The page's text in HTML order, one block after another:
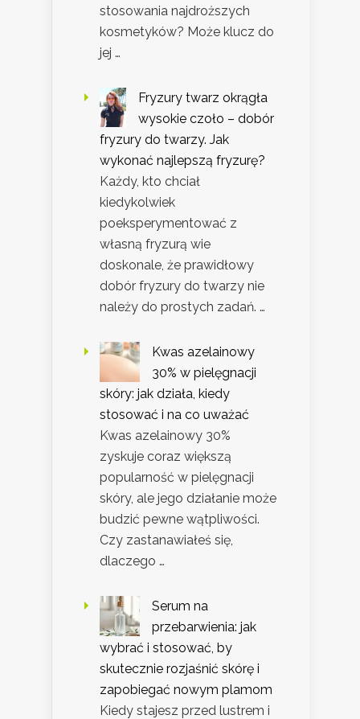
stosowania najdroższych
kosmetyków? Może klucz do
jej …
Fryzury twarz okrągła
wysokie czoło – dobór
fryzury do twarzy. Jak
wykonać najlepszą fryzurę?
Każdy, kto chciał
kiedykolwiek
poeksperymentować z
własną fryzurą wie
doskonale, że prawidłowy
dobór fryzury do twarzy nie
należy do prostych zadań. …
Kwas azelainowy
30% w pielęgnacji
skóry: jak działa, kiedy
stosować i na co uważać
Kwas azelainowy 30%
zyskuje coraz większą
popularność w pielęgnacji
skóry, ale jego działanie może
budzić pewne wątpliwości.
Czy zastanawiałeś się,
dlaczego …
Serum na
przebarwienia: jak
wybrać i stosować, by
skutecznie rozjaśnić skórę i
zapobiegać nowym plamom
Kiedy stajesz przed lustrem i